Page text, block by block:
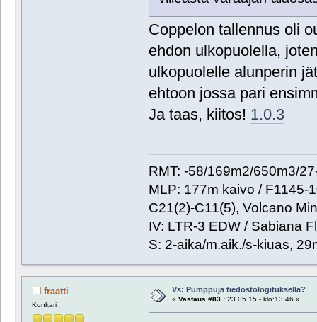
Coppelon tallennus oli
ehdon ulkopuolella,
ulkopuolelle alunperin
ehtoon jossa pari
Ja taas, kiitos! 1.0.3
RMT: -58/169m2/650m3/
MLP: 177m kaivo / F1145-
C21(2)-C11(5), Volcano
IV: LTR-3 EDW / Sabiana
S: 2-aika/m.aik./s-kiuas,
fraatti
Konkari
Vs: Pumppuja tiedostologituksella?
« Vastaus #83 :23.05.15 - klo:13:46 »